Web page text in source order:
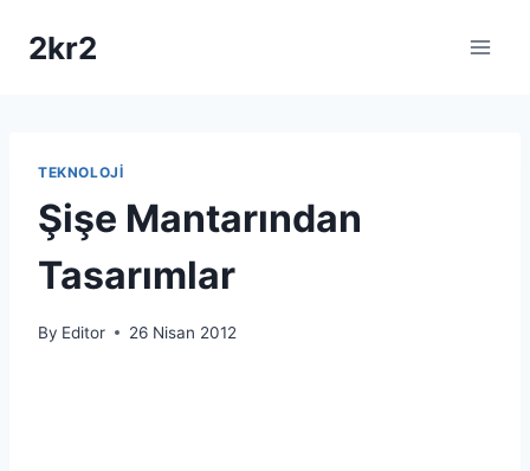
2kr2
TEKNOLOJI
Şişe Mantarından
Tasarımlar
By Editor 26 Nisan 2012